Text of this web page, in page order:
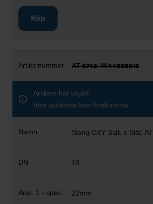
Köp
AT 5745-W44898915
Artikeln har utgått
Viss avvikelse kan förekomma
Slang OXY Slät. x Slät. AT
19
22mm